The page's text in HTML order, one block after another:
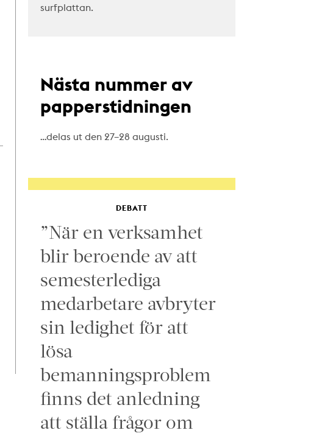
surfplattan.
Nästa nummer av
papperstidningen
…delas ut den 27–28 augusti.
DEBATT
”När en verksamhet
blir beroende av att
semesterlediga
medarbetare avbryter
sin ledighet för att
lösa
bemanningsproblem
finns det anledning
att ställa frågor om